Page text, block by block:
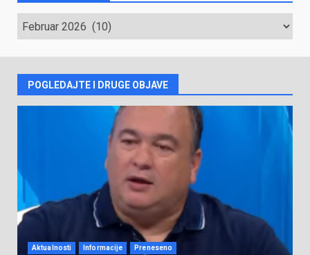
ARHIVA
VIJESTI
POGLEDAJTE I DRUGE OBJAVE
Aktualnosti Informacije Preneseno